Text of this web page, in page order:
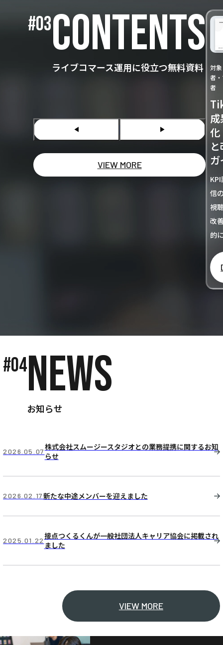
#03CONTENTS
ライブコマース運用に役立つ無料資料
◀︎ ▶
VIEW MORE
対
者
者
信
視
改
的
#04NEWS
お知らせ
2026.05.07株式会社スムージースタジオとの業務提携に関するお知
らせ
2026.02.17新たな中途メンバーを迎えました
2025.01.22接点つくるくんが一般社団法人キャリア協会に掲載され
ました
VIEW MORE